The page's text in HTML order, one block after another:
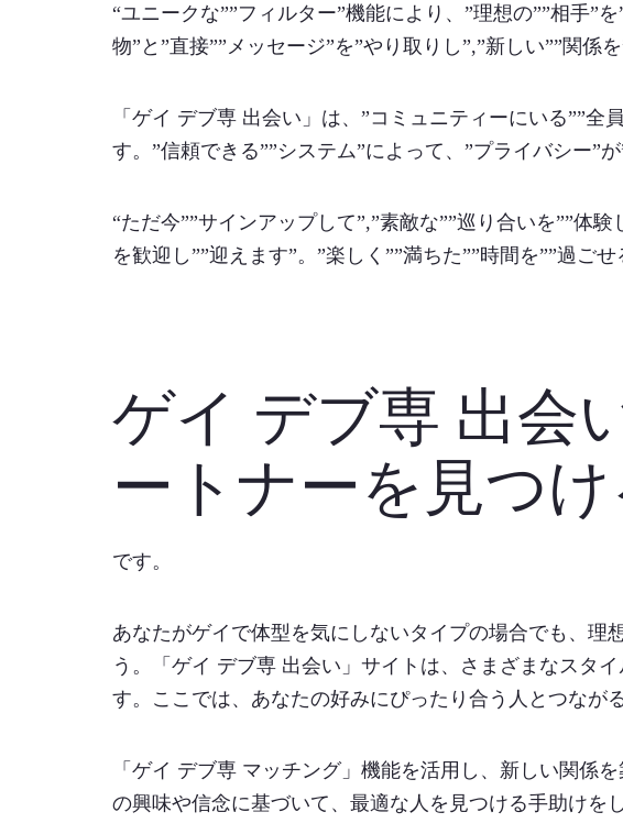
“ユニークな””フィルター”機能により、”理想の””相手”
物”と”直接””メッセージ”を”やり取りし”,”新しい””関係を
「ゲイ デブ専 出会い」は、”コミュニティーにいる””全
す。”信頼できる””システム”によって、”プライバシー”が
“ただ今””サインアップして”,”素敵な””巡り合いを””体
を歓迎し””迎えます”。”楽しく””満ちた””時間を””過ごせ
ゲイ デブ専 出会
ートナーを見つ
です。
あなたがゲイで体型を気にしないタイプの場合でも、理
う。「ゲイ デブ専 出会い」サイトは、さまざまなスタ
す。ここでは、あなたの好みにぴったり合う人とつなが
「ゲイ デブ専 マッチング」機能を活用し、新しい関係
の興味や信念に基づいて、最適な人を見つける手助けをし